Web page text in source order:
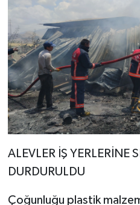
ALEVLER İŞ YERLERİNE
DURDURULDU
Çoğunluğu plastik